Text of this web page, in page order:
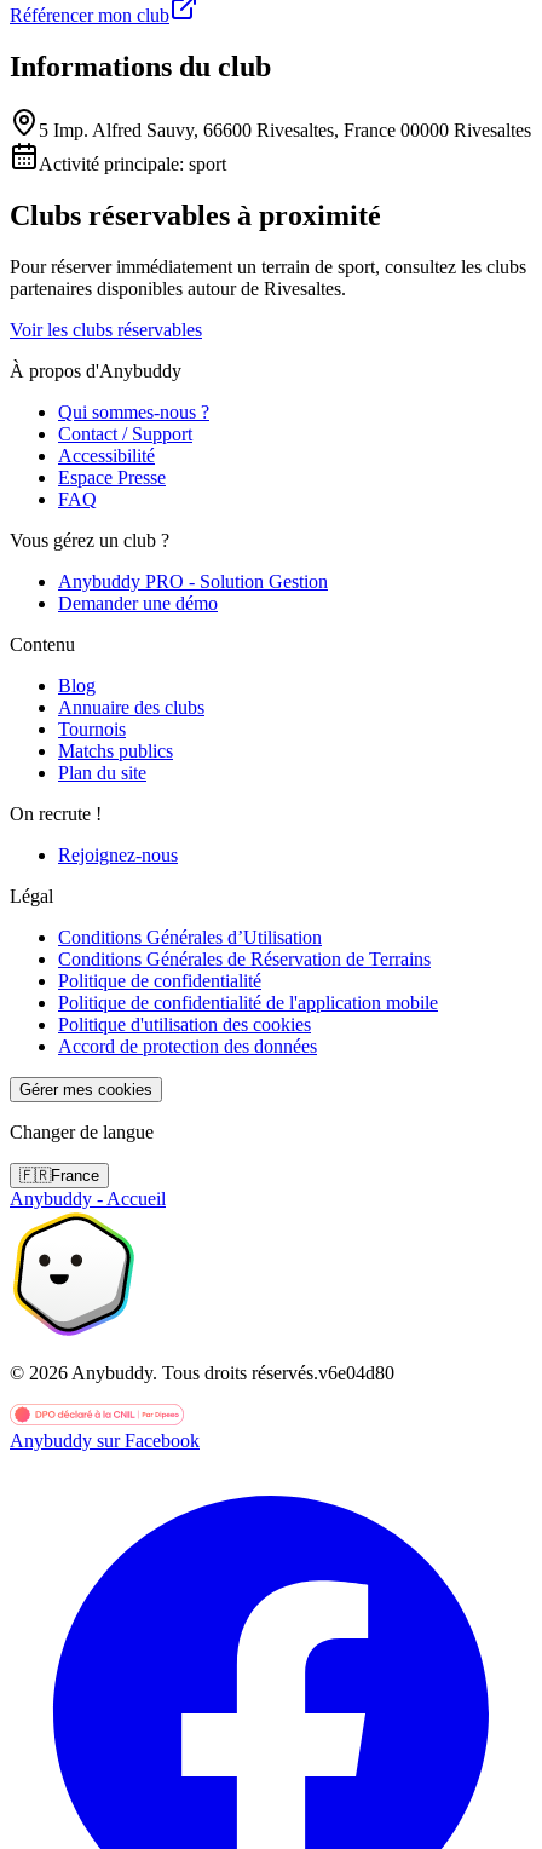
Référencer mon club
Informations du club
5 Imp. Alfred Sauvy, 66600 Rivesaltes, France 00000 Rivesaltes
Activité principale: sport
Clubs réservables à proximité
Pour réserver immédiatement un terrain de sport, consultez les clubs
partenaires disponibles autour de Rivesaltes.
Voir les clubs réservables
À propos d'Anybuddy
Qui sommes-nous ?
Contact / Support
Accessibilité
Espace Presse
FAQ
Vous gérez un club ?
Anybuddy PRO - Solution Gestion
Demander une démo
Contenu
Blog
Annuaire des clubs
Tournois
Matchs publics
Plan du site
On recrute !
Rejoignez-nous
Légal
Conditions Générales d’Utilisation
Conditions Générales de Réservation de Terrains
Politique de confidentialité
Politique de confidentialité de l'application mobile
Politique d'utilisation des cookies
Accord de protection des données
Gérer mes cookies
Changer de langue
🇫🇷France
Anybuddy - Accueil
© 2026 Anybuddy. Tous droits réservés.v6e04d80
Anybuddy sur Facebook